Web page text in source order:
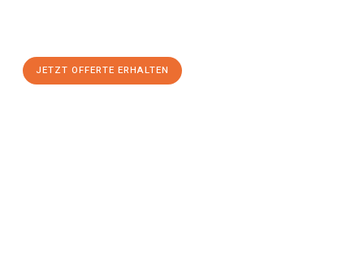
JETZT OFFERTE ERHALTEN